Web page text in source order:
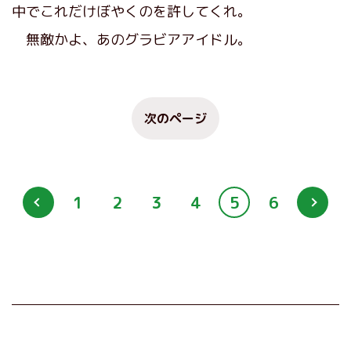
中でこれだけぼやくのを許してくれ。
無敵かよ、あのグラビアアイドル。
次のページ
1 2 3 4 5 6